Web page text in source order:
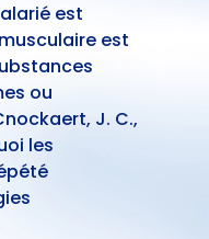
est
est
ou
J. C.,
les